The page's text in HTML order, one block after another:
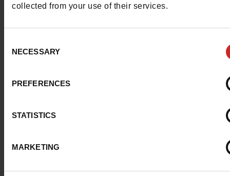
collected from your use of their services.
Selection
NECESSARY
PREFERENCES
STATISTICS
MARKETING